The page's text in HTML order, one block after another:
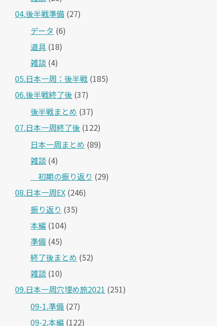
04.後半戦準備 (27)
データ (6)
道具 (18)
雑談 (4)
05.日本一周：後半戦 (185)
06.後半戦終了後 (37)
後半戦まとめ (37)
07.日本一周終了後 (122)
日本一周まとめ (89)
雑談 (4)
＿初期の振り返り (29)
08.日本一周EX (246)
振り返り (35)
本編 (104)
準備 (45)
終了後まとめ (52)
雑談 (10)
09.日本一周穴埋め旅2021 (251)
09-1.準備 (27)
09-2.本編 (122)